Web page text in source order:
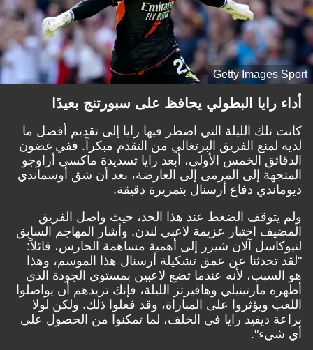
Getty Images Sport
أداء رايا البطولي يحافظ على سبورتنج بعيدًا
كانت تلك الليلة التي اضطر فيها رايا إلى تقديم أفضل ما
لديه لمنع الفريق البرتغالي من التقدم مبكراً. ففي غضون
الدقائق الخمس الأولى، أبعد رايا تسديدة ماكسي أراوجو
المتجهة إلى المرمى إلى العارضة، بعد أن شق أوسماندي
ديوماندي دفاع أرسنال بتمريرة دقيقة.
ولم يتوقف الضغط عند هذا الحد، حيث واصل الفريق
المضيف اختبار عزيمة لاعبي لندن. وأشار المهاجم السابق
لنيوكاسل آلان شيرر إلى أهمية مساهمة الحارس، قائلاً:
"لقد تحدثنا عن عمق تشكيلة أرسنال هذا الموسم، وهذا
هو السبب، لأنه عندما تضع لاعبين بمستوى الجودة الذي
أظهره مارتينيلي وهافيرتز الليلة، فإنك تريدهم أن يواصلوا
اللعب ويؤثروا على المباراة، وقد فعلوا ذلك. ولكن لولا
براعة ديفيد رايا في الخلف، لما تمكنوا من الحصول على
أي شيء".